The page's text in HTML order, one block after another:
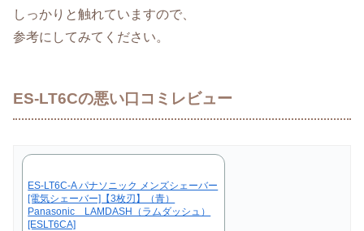
しっかりと触れていますので、
参考にしてみてください。
ES-LT6Cの悪い口コミレビュー
ES-LT6C-A パナソニック メンズシェーバー
[電気シェーバー]【3枚刃】（青）
Panasonic LAMDASH（ラムダッシュ）
[ESLT6CA]